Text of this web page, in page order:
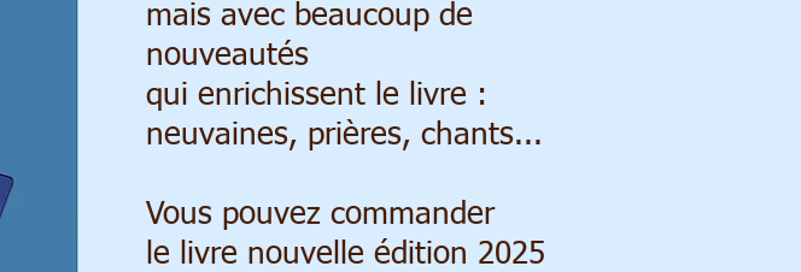
mais avec beaucoup de
nouveautés
qui enrichissent le livre :
neuvaines, prières, chants...
Vous pouvez commander
le livre nouvelle édition 2025